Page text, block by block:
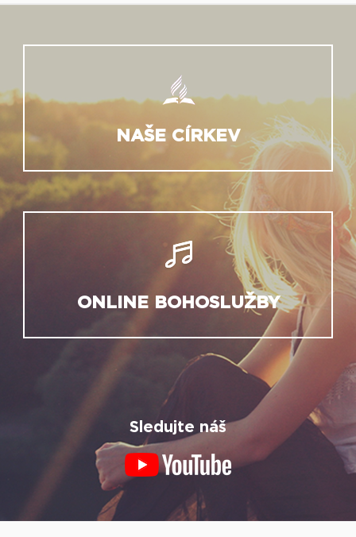
NAŠE CÍRKEV
ONLINE BOHOSLUŽBY
Sledujte náš